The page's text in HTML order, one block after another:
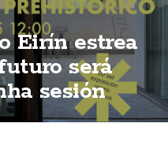
Eirín estrea
será
sesión